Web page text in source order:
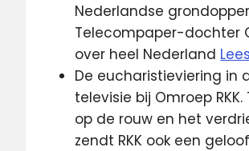
Nederlandse
Telecompaper-dochter
over heel Nederland
De eucharistieviering in
televisie bij Omroep
op de rouw en het
zendt RKK ook een